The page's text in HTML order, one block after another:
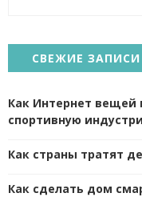
СВЕЖИЕ ЗАПИСИ
Как Интернет вещей
спортивную
Как страны тратят
Как сделать дом